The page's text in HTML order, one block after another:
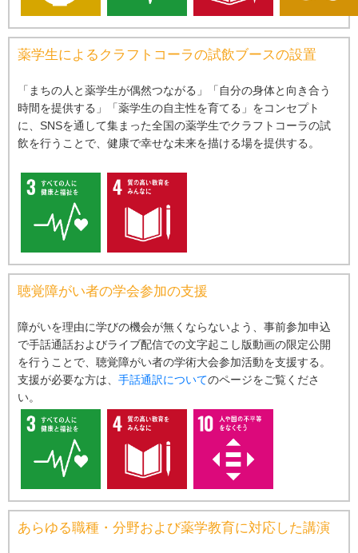
薬学⽣によるクラフトコーラの試飲ブースの設置
「まちの⼈と薬学⽣が偶然つながる」「⾃分の⾝体と向き合う
時間を提供する」「薬学⽣の⾃主性を育てる」をコンセプト
に、SNSを通して集まった全国の薬学⽣でクラフトコーラの試
飲を⾏うことで、健康で幸せな未来を描ける場を提供する。
聴覚障がい者の学会参加の⽀援
障がいを理由に学びの機会が無くならないよう、事前参加申込
で⼿話通話およびライブ配信での⽂字起こし版動画の限定公開
を⾏うことで、聴覚障がい者の学術⼤会参加活動を⽀援する。
支援が必要な方は、 手話通訳についてのページをご覧くださ
い。
あらゆる職種・分野および薬学教育に対応した講演